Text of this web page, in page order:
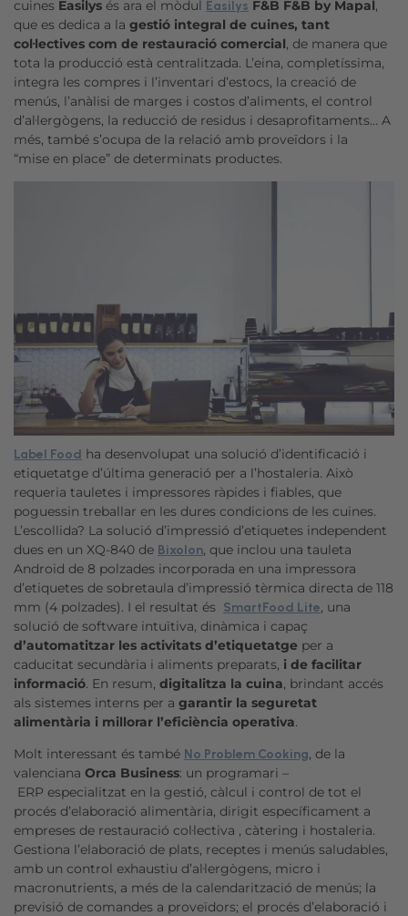
cuines Easilys és ara el mòdul Easilys F&B F&B by Mapal,
que es dedica a la gestió integral de cuines, tant
col·lectives com de restauració comercial, de manera que
tota la producció està centralitzada. L’eina, completíssima,
integra les compres i l’inventari d’estocs, la creació de
menús, l’anàlisi de marges i costos d’aliments, el control
d’al·lergògens, la reducció de residus i desaprofitaments… A
més, també s’ocupa de la relació amb proveïdors i la
“mise en place” de determinats productes.
Label Food ha desenvolupat una solució d’identificació i
etiquetatge d’última generació per a l’hostaleria. Això
requeria tauletes i impressores ràpides i fiables, que
poguessin treballar en les dures condicions de les cuines.
L’escollida? La solució d’impressió d’etiquetes independent
dues en un XQ-840 de Bixolon, que inclou una tauleta
Android de 8 polzades incorporada en una impressora
d’etiquetes de sobretaula d’impressió tèrmica directa de 118
mm (4 polzades). I el resultat és SmartFood Lite, una
solució de software intuïtiva, dinàmica i capaç
d’automatitzar les activitats d’etiquetatge per a
caducitat secundària i aliments preparats, i de facilitar
informació. En resum, digitalitza la cuina, brindant accés
als sistemes interns per a garantir la seguretat
alimentària i millorar l’eficiència operativa.
Molt interessant és també No Problem Cooking, de la
valenciana Orca Business: un programari –
ERP especialitzat en la gestió, càlcul i control de tot el
procés d’elaboració alimentària, dirigit específicament a
empreses de restauració col·lectiva , càtering i hostaleria.
Gestiona l’elaboració de plats, receptes i menús saludables,
amb un control exhaustiu d’al·lergògens, micro i
macronutrients, a més de la calendarització de menús; la
previsió de comandes a proveïdors; el procés d’elaboració i